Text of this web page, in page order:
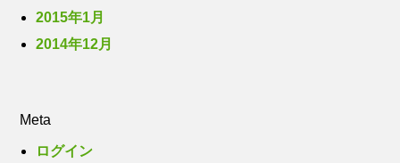
2015年1月
2014年12月
Meta
ログイン